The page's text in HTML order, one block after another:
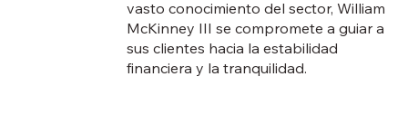
vasto conocimiento del sector, William
McKinney III se compromete a guiar a
sus clientes hacia la estabilidad
financiera y la tranquilidad.